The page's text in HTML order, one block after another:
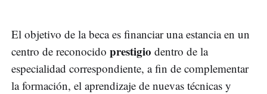
El objetivo de la beca es financiar una estancia en un
centro de reconocido prestigio dentro de la
especialidad correspondiente, a fin de complementar
la formación, el aprendizaje de nuevas técnicas y